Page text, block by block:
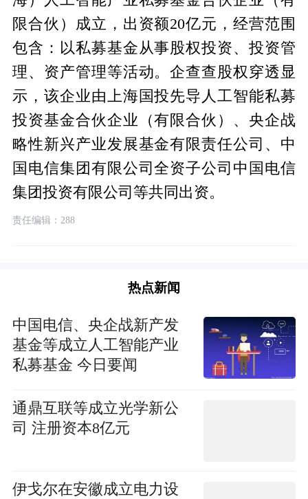
限合伙）成立，出资额20亿元，经营范围
包含：以私募基金从事股权投资、投资管
理、资产管理等活动。企查查股权穿透显
示，该企业由上海国投先导人工智能私募
投资基金合伙企业（有限合伙）、央企战
略性新兴产业发展基金有限责任公司、中
国电信集团有限公司全资子公司中国电信
集团投资有限公司等共同出资。
责任编辑：288
热点新闻
中国电信、央企战新产发
基金等成立人工智能产业
私募基金 今日要闻
通鼎互联等成立光学新公
司 注册资本8亿元
伊戈尔在安徽成立电力设